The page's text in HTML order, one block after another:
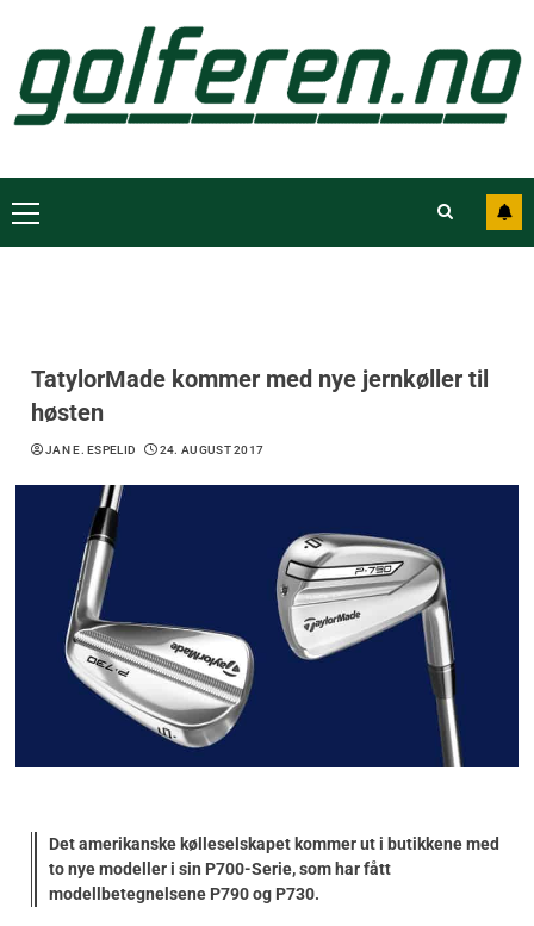
TatylorMade kommer med nye jernkøller til
høsten
JAN E. ESPELID 24. AUGUST 2017
Det amerikanske kølleselskapet kommer ut i butikkene med
to nye modeller i sin P700-Serie, som har fått
modellbetegnelsene P790 og P730.